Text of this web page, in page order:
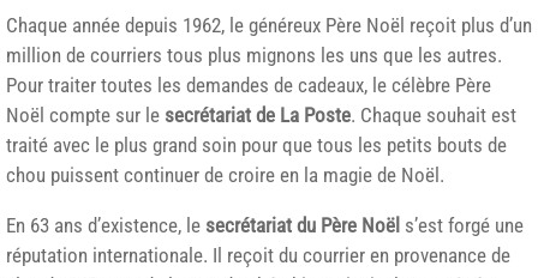
Chaque année depuis 1962, le généreux Père Noël reçoit plus d’un
million de courriers tous plus mignons les uns que les autres.
Pour traiter toutes les demandes de cadeaux, le célèbre Père
Noël compte sur le secrétariat de La Poste. Chaque souhait est
traité avec le plus grand soin pour que tous les petits bouts de
chou puissent continuer de croire en la magie de Noël.
En 63 ans d’existence, le secrétariat du Père Noël s’est forgé une
réputation internationale. Il reçoit du courrier en provenance de